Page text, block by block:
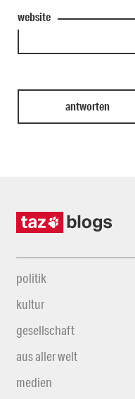
website
politik
kultur
gesellschaft
aus aller welt
medien